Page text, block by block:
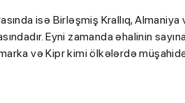
isə Birləşmiş Krallıq,
Eyni zamanda əhalinin
və Kipr kimi ölkələrdə